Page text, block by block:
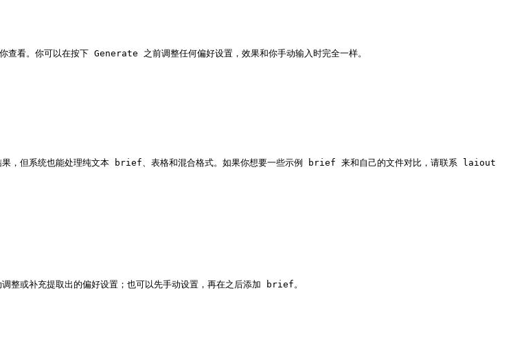
你可以在按下 Generate 之前调整任何偏好设置，效果和你手动输入时完全一样。
但系统也能处理纯文本 brief、表格和混合格式。如果你想要一些示例 brief 来和自己的文件对比，请联系 laiout
补充提取出的偏好设置；也可以先手动设置，再在之后添加 brief。